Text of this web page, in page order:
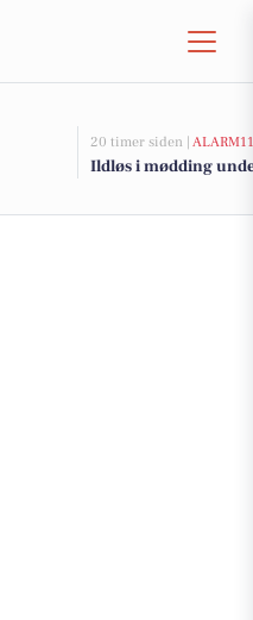
20 timer siden |
Ildløs i mødding
mailabonnement for